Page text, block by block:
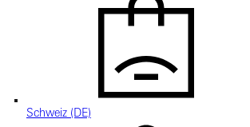
Schweiz (DE)